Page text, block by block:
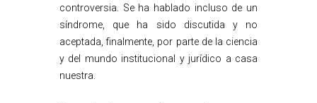
controversia. Se ha hablado incluso de un
síndrome, que ha sido discutida y no
aceptada, finalmente, por parte de la ciencia
y del mundo institucional y jurídico a casa
nuestra.